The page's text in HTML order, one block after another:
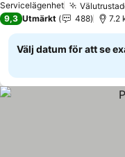
Servicelägenhet
9,3 Utmärkt 488 7.2
Välj datum för att se